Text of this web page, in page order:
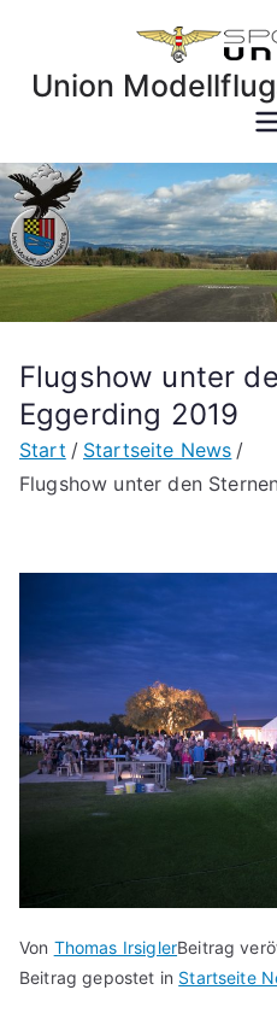
springen
Union
Flugshow unter
Eggerding 2019
Start
Startseite News
Flugshow unter den
Von Thomas IrsiglerBeitrag
Beitrag gepostet in Startseite